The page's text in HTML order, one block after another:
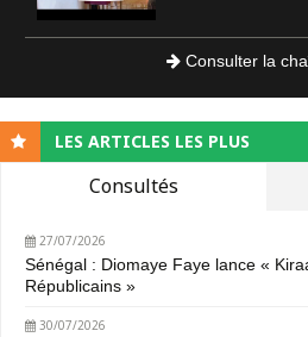
Consulter la
LES ARTICLES LES PLUS
Consultés
27/07/2026
Sénégal : Diomaye Faye lance «
Républicains »
30/07/2026